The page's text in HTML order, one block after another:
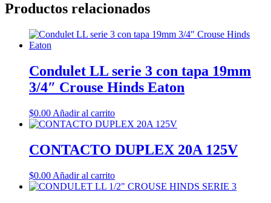
Productos relacionados
Condulet LL serie 3 con tapa 19mm
3/4″ Crouse Hinds Eaton
$0.00 Añadir al carrito
CONTACTO DUPLEX 20A 125V
$0.00 Añadir al carrito